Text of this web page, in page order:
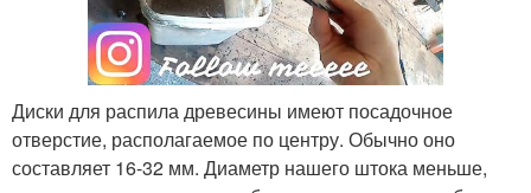
Диски для распила древесины имеют посадочное
отверстие, располагаемое по центру. Обычно оно
составляет 16-32 мм. Диаметр нашего штока меньше,